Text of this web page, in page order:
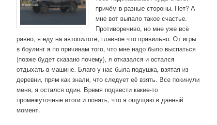
причём в разные стороны. Нет? А
мне вот выпало такое счастье.
Противоречиво, но мне уже всё
равно, я еду на автопилоте, главное что правильно. От игры
в боулинг я по причинам того, что мне надо было выспаться
(позже будет сказано почему), я отказался и остался
отдыхать в машине. Благо у нас была подушка, взятая из
деревни, прям как знали, что следует её взять. Все покинули
меня, я остался один. Время подвести какие-то
промежуточные итоги и понять, что я ощущаю в данный
момент.